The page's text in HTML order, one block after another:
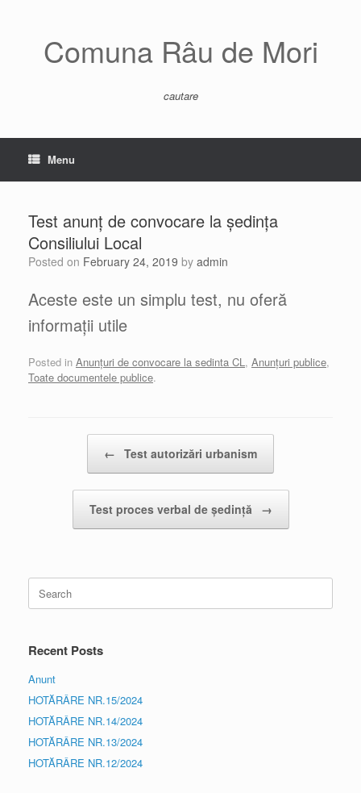
Comuna Râu de Mori
cautare
Menu
Test anunț de convocare la ședința
Consiliului Local
Posted on February 24, 2019 by admin
Aceste este un simplu test, nu oferă
informații utile
Posted in Anunțuri de convocare la sedinta CL , Anunțuri publice,
Toate documentele publice.
← Test autorizări urbanism
Test proces verbal de ședință →
Search
for:
Recent Posts
Anunt
HOTĂRÂRE NR.15/2024
HOTĂRÂRE NR.14/2024
HOTĂRÂRE NR.13/2024
HOTĂRÂRE NR.12/2024